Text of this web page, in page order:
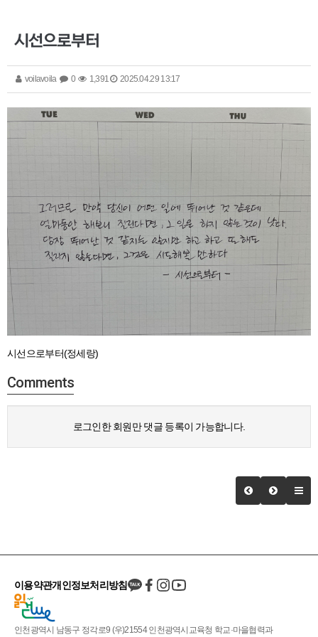
시선으로부터
voilavoila 0 1,391 2025.04.29 13:17
시선으로부터(정세랑)
Comments
로그인한 회원만 댓글 등록이 가능합니다.
인천광역시 남동구 정각로9 (우)21554 인천광역시교육청 학교·마을협력과
이용약관개인정보처리방침